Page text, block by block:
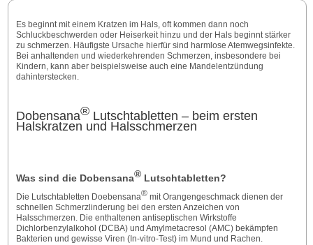
Es beginnt mit einem Kratzen im Hals, oft kommen dann noch
Schluckbeschwerden oder Heiserkeit hinzu und der Hals beginnt stärker
zu schmerzen. Häufigste Ursache hierfür sind harmlose Atemwegsinfekte.
Bei anhaltenden und wiederkehrenden Schmerzen, insbesondere bei
Kindern, kann aber beispielsweise auch eine Mandelentzündung
dahinterstecken.
Dobensana®Lutschtabletten – beim ersten
Halskratzen und Halsschmerzen
Was sind die Dobensana®Lutschtabletten?
Die Lutschtabletten Doebensana®mit Orangengeschmack dienen der
schnellen Schmerzlinderung bei den ersten Anzeichen von
Halsschmerzen. Die enthaltenen antiseptischen Wirkstoffe
Dichlorbenzylalkohol (DCBA) und Amylmetacresol (AMC) bekämpfen
Bakterien und gewisse Viren (In-vitro-Test) im Mund und Rachen.